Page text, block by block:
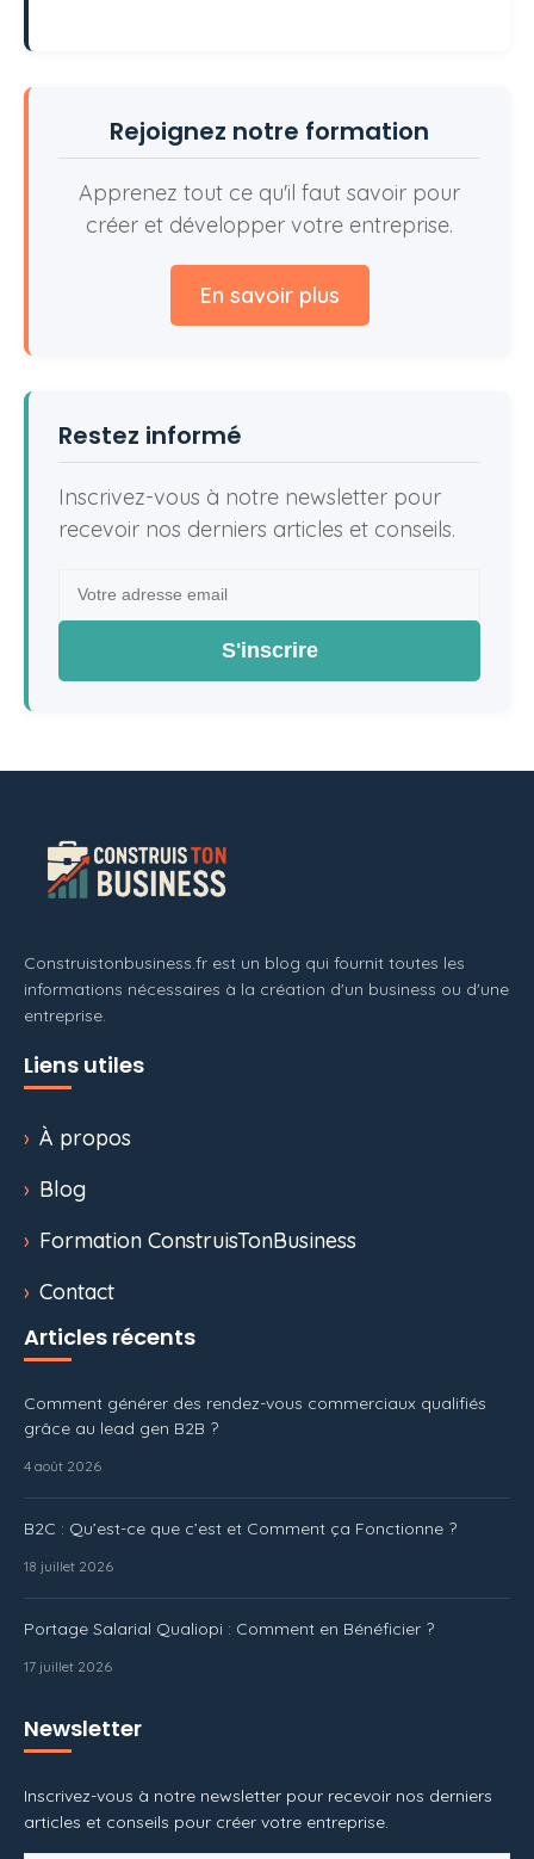
Rejoignez notre formation
Apprenez tout ce qu'il faut savoir pour
créer et développer votre entreprise.
En savoir plus
Restez informé
Inscrivez-vous à notre newsletter pour
recevoir nos derniers articles et conseils.
S'inscrire
Construistonbusiness.fr est un blog qui fournit toutes les
informations nécessaires à la création d'un business ou d'une
entreprise.
Liens utiles
À propos
Blog
Formation ConstruisTonBusiness
Contact
Articles récents
Comment générer des rendez-vous commerciaux qualifiés
grâce au lead gen B2B ?
4 août 2026
B2C : Qu’est-ce que c’est et Comment ça Fonctionne ?
18 juillet 2026
Portage Salarial Qualiopi : Comment en Bénéficier ?
17 juillet 2026
Newsletter
Inscrivez-vous à notre newsletter pour recevoir nos derniers
articles et conseils pour créer votre entreprise.